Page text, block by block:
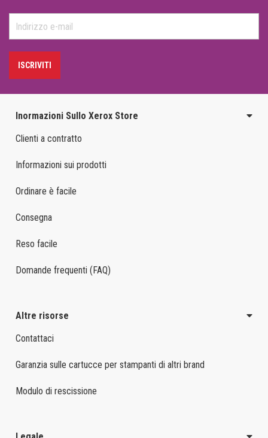
ISCRIVITI
Inormazioni Sullo Xerox Store
Clienti a contratto
Informazioni sui prodotti
Ordinare è facile
Consegna
Reso facile
Domande frequenti (FAQ)
Altre risorse
Contattaci
Garanzia sulle cartucce per stampanti di altri brand
Modulo di rescissione